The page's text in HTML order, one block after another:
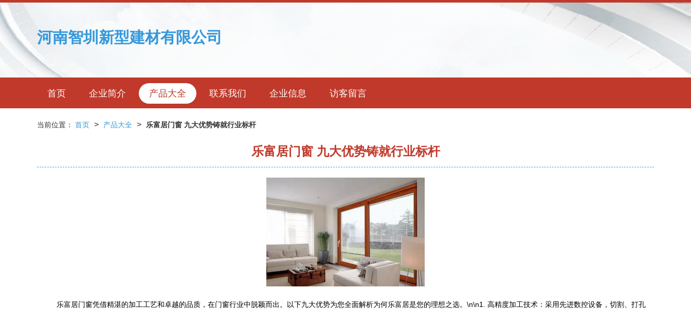
河南智圳新型建材有限公司
首页 企业简介 产品大全 联系我们 企业信息 访客留言
当前位置： 首页 > 产品大全 > 乐富居门窗 九大优势铸就行业标杆
乐富居门窗 九大优势铸就行业标杆
乐富居门窗凭借精湛的加工工艺和卓越的品质，在门窗行业中脱颖而出。以下九大优势为您全面解析为何乐富居是您的理想之选。\n\n1. 高精度加工技术：采用先进数控设备，切割、打孔